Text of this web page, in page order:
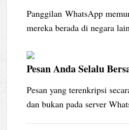
Panggilan WhatsApp
mereka berada di negara
Pesan Anda Selalu
Pesan yang terenkripsi
dan bukan pada server